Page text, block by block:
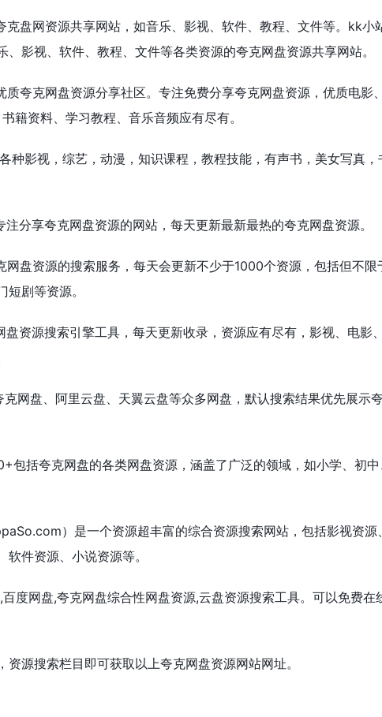
克盘网资源共享网站，如音乐、影视、软件、教程、文件等。kk小
影视、软件、教程、文件等各类资源的夸克网盘资源共享网站。
夸克网盘资源分享社区。专注免费分享夸克网盘资源，优质电影、
籍资料、学习教程、音乐音频应有尽有。
种影视，综艺，动漫，知识课程，教程技能，有声书，美女写真，
分享夸克网盘资源的网站，每天更新最新最热的夸克网盘资源。
网盘资源的搜索服务，每天会更新不少于1000个资源，包括但不限
剧等资源。
资源搜索引擎工具，每天更新收录，资源应有尽有，影视、电影、
网盘、阿里云盘、天翼云盘等众多网盘，默认搜索结果优先展示夸
包括夸克网盘的各类网盘资源，涵盖了广泛的领域，如小学、初中
）是一个资源超丰富的综合资源搜索网站，包括影视资源、
件资源、小说资源等。
度网盘,夸克网盘综合性网盘资源,云盘资源搜索工具。可以免费在
源搜索栏目即可获取以上夸克网盘资源网站网址。